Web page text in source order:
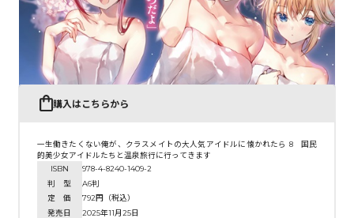
購入はこちらから
一生働きたくない俺が、クラスメイトの大人気アイドルに懐かれたら 8 国民
的美少女アイドルたちと温泉旅行に行ってきます
ISBN
978-4-8240-1409-2
判 型
A6判
定 価
792円（税込）
発売日
2025年11月25日